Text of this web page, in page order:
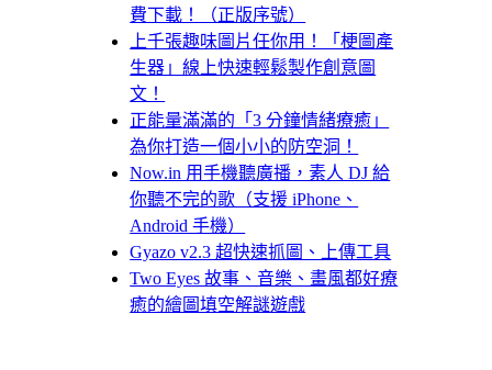
費下載！（正版序號）
上千張趣味圖片任你用！「梗圖產
生器」線上快速輕鬆製作創意圖
文！
正能量滿滿的「3 分鐘情緒療癒」
為你打造一個小小的防空洞！
Now.in 用手機聽廣播，素人 DJ 給
你聽不完的歌（支援 iPhone、
Android 手機）
Gyazo v2.3 超快速抓圖、上傳工具
Two Eyes 故事、音樂、畫風都好療
癒的繪圖填空解謎遊戲